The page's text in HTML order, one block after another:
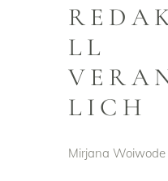
LL
LICH
Mirjana Woiwode